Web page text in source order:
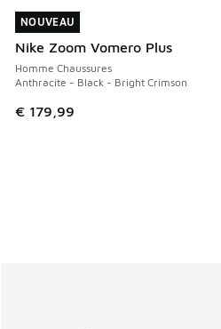
NOUVEAU
Nike Zoom Vomero Plus
Homme Chaussures
Anthracite - Black - Bright Crimson
€ 179,99
NOUVEAU